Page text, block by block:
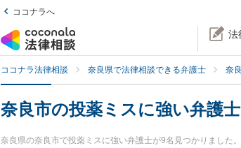
ココナラへ
法
ココナラ法律相談 奈良県で法律相談できる弁護士 奈
奈良市の投薬ミスに強い弁護士
奈良県の奈良市で投薬ミスに強い弁護士が9名見つかりました